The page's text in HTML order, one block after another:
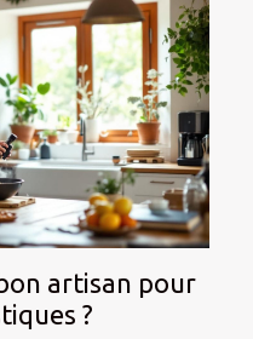
artisan pour
?